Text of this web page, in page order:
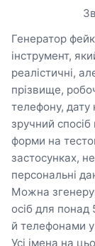
Генератор
інструмент,
реалістичні,
прізвище,
телефону,
зручний
форми на
застосунках,
персональні
Можна
осіб для
й телефонами
Усі імена на